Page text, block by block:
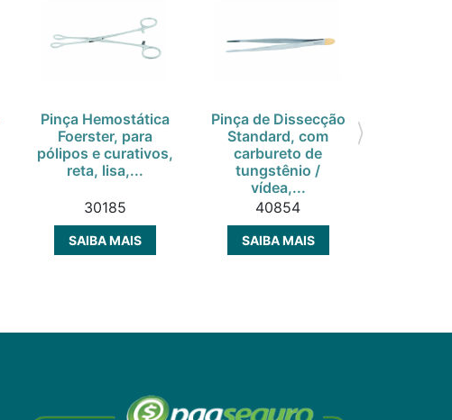
Pinça Hemostática
Foerster, para
pólipos e curativos,
reta, lisa,...
30185
SAIBA MAIS
Pinça de Dissecção
Standard, com
carbureto de
tungstênio /
vídea,...
40854
SAIBA MAIS